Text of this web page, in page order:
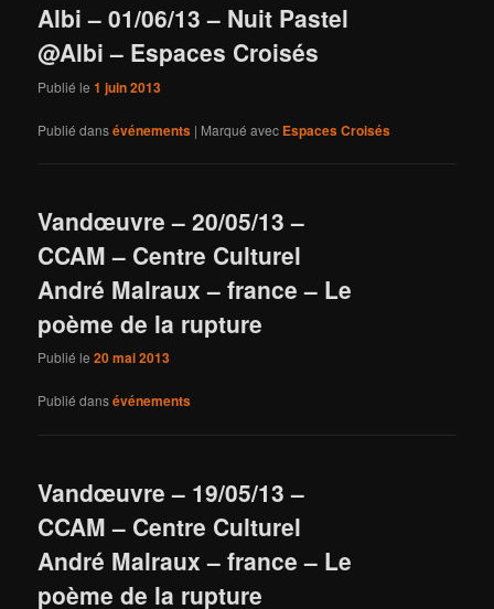
Albi – 01/06/13 – Nuit Pastel
@Albi – Espaces Croisés
Publié le1 juin 2013
Publié dansévénements | Marqué avec Espaces Croisés
Vandœuvre – 20/05/13 –
CCAM – Centre Culturel
André Malraux – france – Le
poème de la rupture
Publié le20 mai 2013
Publié dansévénements
Vandœuvre – 19/05/13 –
CCAM – Centre Culturel
André Malraux – france – Le
poème de la rupture